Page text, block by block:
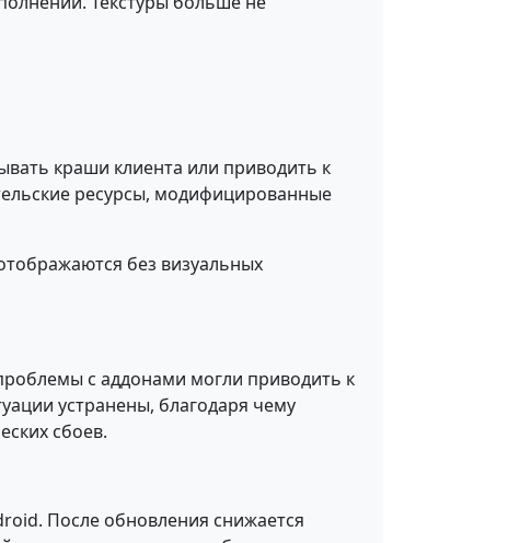
краши клиента или приводить к
ресурсы, модифицированные
без визуальных
с аддонами могли приводить к
устранены, благодаря чему
сбоев.
После обновления снижается